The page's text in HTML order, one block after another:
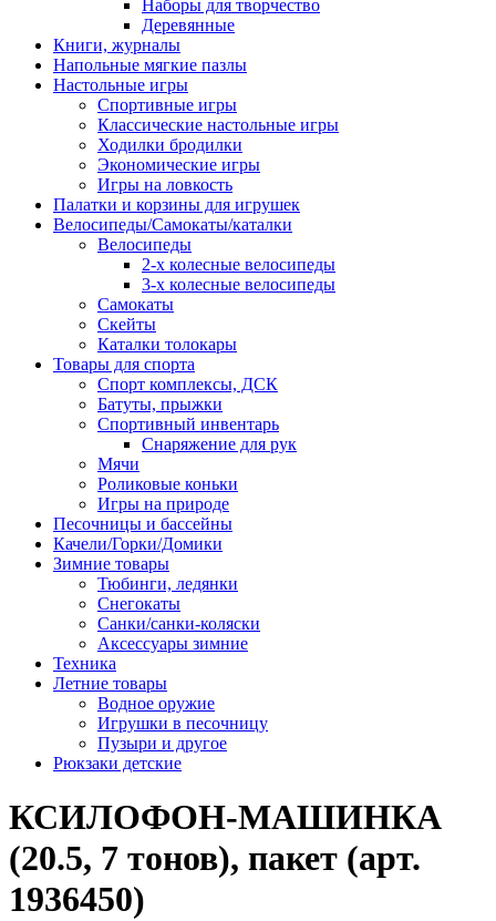
Наборы для творчество
Деревянные
Книги, журналы
Напольные мягкие пазлы
Настольные игры
Спортивные игры
Классические настольные игры
Ходилки бродилки
Экономические игры
Игры на ловкость
Палатки и корзины для игрушек
Велосипеды/Самокаты/каталки
Велосипеды
2-х колесные велосипеды
3-х колесные велосипеды
Самокаты
Скейты
Каталки толокары
Товары для спорта
Спорт комплексы, ДСК
Батуты, прыжки
Спортивный инвентарь
Снаряжение для рук
Мячи
Роликовые коньки
Игры на природе
Песочницы и бассейны
Качели/Горки/Домики
Зимние товары
Тюбинги, ледянки
Снегокаты
Санки/санки-коляски
Аксессуары зимние
Техника
Летние товары
Водное оружие
Игрушки в песочницу
Пузыри и другое
Рюкзаки детские
КСИЛОФОН-МАШИНКА
(20.5, 7 тонов), пакет (арт.
1936450)